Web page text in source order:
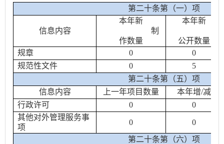
第二十条第（一）项
信息内容
本年新
制
作数量
本年新
公开数量
规章
0
0
规范性文件
0
5
第二十条第（五）项
信息内容
上一年项目数量 本年增/减
行政许可
0
0
其他对外管理服务事
项
0
0
第二十条第（六）项